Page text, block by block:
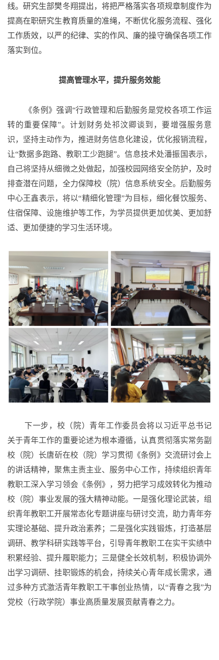
线。研究生部樊冬翔提出，将把严格落实各项规章制度作为
提高在职研究生教育质量的准绳，不断优化服务流程、强化
工作质效，以严的纪律、实的作风、廉的操守确保各项工作
落实到位。
提高管理水平，提升服务效能
《条例》强调“行政管理和后勤服务是党校各项工作运
转的重要保障”。计划财务处祁汶卿谈到，要增强服务意
识，坚持主动作为，推进财务信息化建设，优化报销流程，
让“数据多跑路、教职工少跑腿”。信息技术处潘振国表示，
自己将坚持从细微之处做起，加强校园网络安全防护，及时
排查潜在问题，全力保障校（院）信息系统安全。后勤服务
中心王鑫表示，将以“精细化管理”为目标，细化餐饮服务、
住宿保障、设施维护等工作，为学员提供更加优美、更加舒
适、更加便捷的学习生活环境。
下一步，校（院）青年工作委员会将以 习近平总书记
关于青年工作的重要论述为根本遵循，认真贯彻落实常务副
校 （院） 长唐斫在校（院）学习贯彻《条例》交流研讨会上
的讲话精神，聚焦主责主业、服务中心工作，持续组织青年
教职工深入学习领会《条例》，努力把学习成效转化为推动
校（院）事业发展的强大精神动能。一是强化理论武装，组
织青年教职工开展常态化专题讲座与研讨交流，助力青年夯
实理论基础、提升政治素养；二是强化实践锻炼，打造基层
调研、教学科研实践等平台，引导青年教职工在实干实绩中
积累经验、提升履职能力；三是健全长效机制，积极协调外
出学习调研、挂职锻炼的机会，持续关心青年成长需求，通
过多种方式激活青年教职工干事创业热情，以“青春之我”为
党校（行政学院）事业高质量发展贡献青春之力。